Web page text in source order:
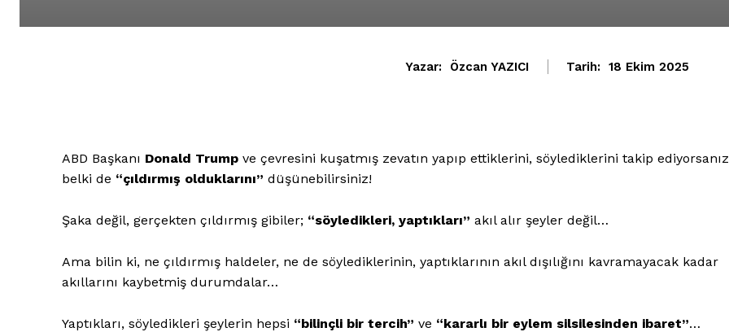
Yazar: Özcan YAZICI Tarih: 18 Ekim 2025
ABD Başkanı Donald Trump ve çevresini kuşatmış zevatın yapıp ettiklerini, söylediklerini takip ediyorsanız
belki de “çıldırmış olduklarını” düşünebilirsiniz!
Şaka değil, gerçekten çıldırmış gibiler; “söyledikleri, yaptıkları” akıl alır şeyler değil…
Ama bilin ki, ne çıldırmış haldeler, ne de söylediklerinin, yaptıklarının akıl dışılığını kavramayacak kadar
akıllarını kaybetmiş durumdalar…
Yaptıkları, söyledikleri şeylerin hepsi “bilinçli bir tercih” ve “kararlı bir eylem silsilesinden ibaret”…